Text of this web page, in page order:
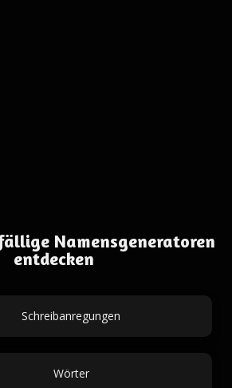
Namensgeneratoren
entdecken
Schreibanregungen
Wörter